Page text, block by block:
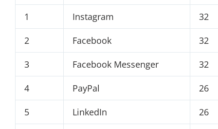
1 Instagram 32
2 Facebook 32
3 Facebook Messenger 32
4 PayPal 26
5 LinkedIn 26